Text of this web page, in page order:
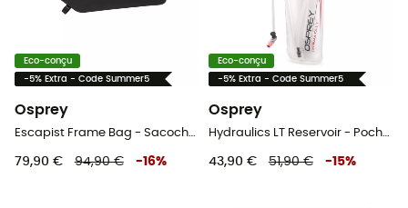
Eco-conçu
-5% Extra - Code Summer5
Osprey
79,90 € 94,90 € -16%
Eco-conçu
-5% Extra - Code Summer5
Osprey
43,90 € 51,90 € -15%